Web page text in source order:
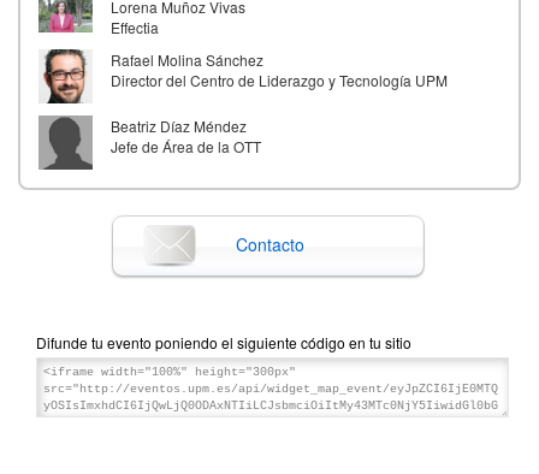
Lorena Muñoz Vivas
Effectia
Rafael Molina Sánchez
Director del Centro de Liderazgo y Tecnología UPM
Beatriz Díaz Méndez
Jefe de Área de la OTT
Contacto
Difunde tu evento poniendo el siguiente código en tu sitio